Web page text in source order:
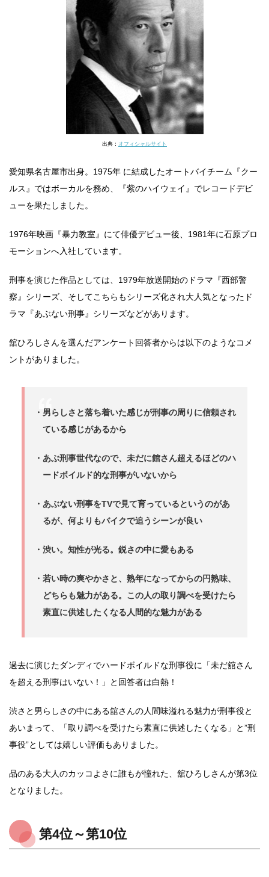
出典： オフィシャルサイト
愛知県名古屋市出身。1975年 に結成したオートバイチーム『クー
ルス』ではボーカルを務め、『紫のハイウェイ』でレコードデビ
ューを果たしました。
1976年映画『暴力教室』にて俳優デビュー後、1981年に石原プロ
モーションへ入社しています。
刑事を演じた作品としては、1979年放送開始のドラマ『西部警
察』シリーズ、そしてこちらもシリーズ化され大人気となったド
ラマ『あぶない刑事』シリーズなどがあります。
舘ひろしさんを選んだアンケート回答者からは以下のようなコメ
ントがありました。
・男らしさと落ち着いた感じが刑事の周りに信頼され
ている感じがあるから
・あぶ刑事世代なので、未だに館さん超えるほどのハ
ードボイルド的な刑事がいないから
・あぶない刑事をTVで見て育っているというのがあ
るが、何よりもバイクで追うシーンが良い
・渋い。知性が光る。鋭さの中に愛もある
・若い時の爽やかさと、熟年になってからの円熟味、
どちらも魅力がある。この人の取り調べを受けたら
素直に供述したくなる人間的な魅力がある
過去に演じたダンディでハードボイルドな刑事役に「未だ舘さん
を超える刑事はいない！」と回答者は白熱！
渋さと男らしさの中にある舘さんの人間味溢れる魅力が刑事役と
あいまって、「取り調べを受けたら素直に供述したくなる」と”刑
事役”としては嬉しい評価もありました。
品のある大人のカッコよさに誰もが憧れた、舘ひろしさんが第3位
となりました。
第4位～第10位